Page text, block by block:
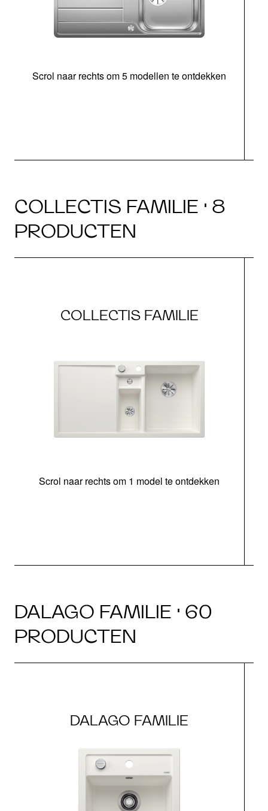
Scrol naar rechts om 5 modellen te ontdekken
COLLECTIS FAMILIE · 8
PRODUCTEN
COLLECTIS FAMILIE
Scrol naar rechts om 1 model te ontdekken
DALAGO FAMILIE · 60
PRODUCTEN
DALAGO FAMILIE